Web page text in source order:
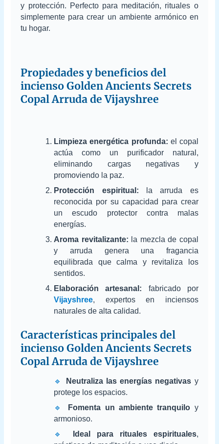
y protección. Perfecto para meditación, rituales o
simplemente para crear un ambiente armónico en
tu hogar.
Propiedades y beneficios del
incienso Golden Ancients Secrets
Copal Arruda de Vijayshree
Limpieza energética profunda: el copal
actúa como un purificador natural,
eliminando cargas negativas y
promoviendo la paz.
Protección espiritual: la arruda es
reconocida por su capacidad para crear
un escudo protector contra malas
energías.
Aroma revitalizante: la mezcla de copal
y arruda genera una fragancia
equilibrada que calma y revitaliza los
sentidos.
Elaboración artesanal: fabricado por
Vijayshree, expertos en inciensos
naturales de alta calidad.
Características principales del
incienso Golden Ancients Secrets
Copal Arruda de Vijayshree
🔹 Neutraliza las energías negativas y
protege los espacios.
🔹
Fomenta un ambiente tranquilo y
armonioso.
🔹
Ideal para rituales espirituales,